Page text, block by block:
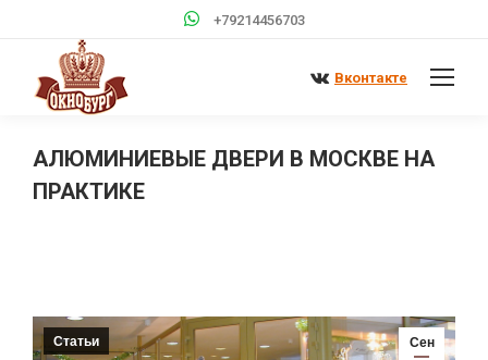
+79214456703
Вконтакте
АЛЮМИНИЕВЫЕ ДВЕРИ В МОСКВЕ НА
ПРАКТИКЕ
Сен
Статьи